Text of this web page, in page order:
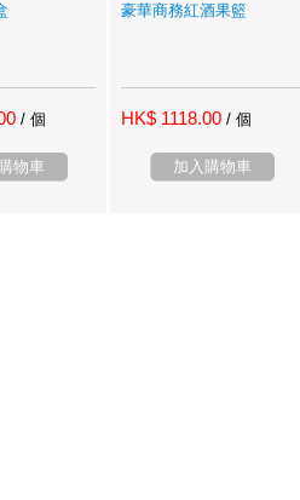
/ 個
物車
豪華商務紅酒果籃
HK$ 1118.00 / 個
加入購物車